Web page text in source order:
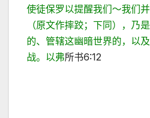
使徒保罗以提醒我们～我们
（原文作摔跤；下同），乃
的、管辖这幽暗世界的，以
战。以弗所书6:12